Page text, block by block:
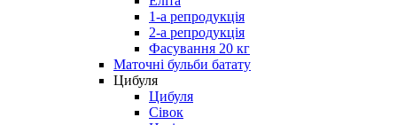
1-а репродукція
2-а репродукція
Фасування 20 кг
Маточні бульби батату
Цибуля
Цибуля
Сівок